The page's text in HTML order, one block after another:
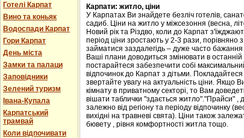
Готелі Карпат
Вино та коньяк
Водоспади Карпат
Гори Карпат
День міста
Замки та палаци
Заповідники
Зелений туризм
Івана-Купала
Карпатський
трамвай
Коли відпочивати
Карпати: житло, ціни
У Карпатах Ви знайдете безліч готелів,
садиб. Ціни на житло у міжсезоння (весна,
Новий рік та Різдво, коли до Карпат
період ціни зростають у 2-3 рази, порівняно
займатися заздалегідь – дуже часто бажання
Ваші плани доводиться змінювати в
постарайтеся забезпечити собі
відпочинок до Карпат з дітьми.
звертайте увагу на актуальність ціни. Якщо
кімнату в приватному секторі, то Вам
вішати таблички "здається житло"."Прайси" ,
залежно від регіону та періоду відпочинку
вихідні на травневі свята). Ціни також
бювету , рівня комфортності житла тощо.